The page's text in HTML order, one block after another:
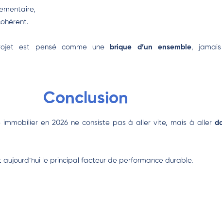
est pensé comme une brique d’un ensemble,
Conclusion
immobilier en 2026 ne consiste pas à aller vite, mais à aller
aujourd’hui le principal facteur de performance durable.